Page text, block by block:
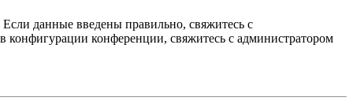
данные введены правильно, свяжитесь с
конференции, свяжитесь с администратором